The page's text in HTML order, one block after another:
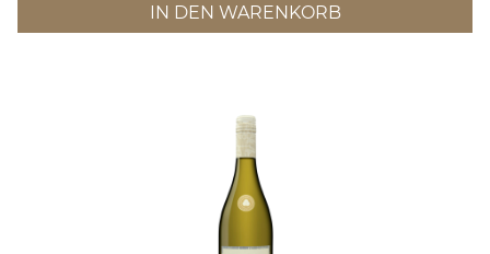
IN DEN WARENKORB